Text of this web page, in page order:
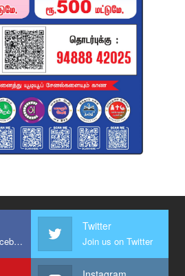
Join us on Facebook
Twitter
Join us on Twitter